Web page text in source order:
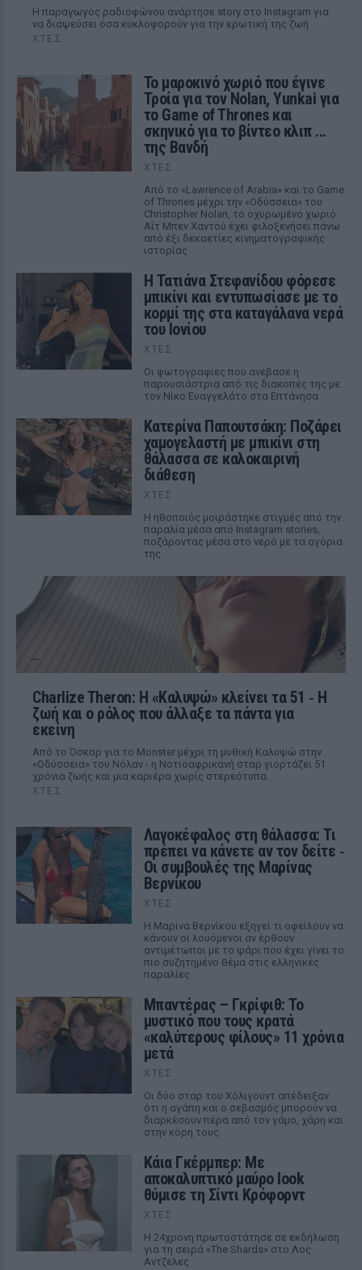
Η παραγωγός ραδιοφώνου ανάρτησε story στο Instagram για
να διαψεύσει όσα κυκλοφορούν για την ερωτική της ζωή
ΧΤΕΣ
Το μαροκινό χωριό που έγινε
Τροία για τον Nolan, Yunkai για
το Game of Thrones και
σκηνικό για το βίντεο κλιπ ...
της Βανδή
ΧΤΕΣ
Από το «Lawrence of Arabia» και το Game
of Thrones μέχρι την «Οδύσσεια» του
Christopher Nolan, το οχυρωμένο χωριό
Αΐτ Μπεν Χαντού έχει φιλοξενήσει πάνω
από έξι δεκαετίες κινηματογραφικής
ιστορίας
Η Τατιάνα Στεφανίδου φόρεσε
μπικίνι και εντυπωσίασε με το
κορμί της στα καταγάλανα νερά
του Ιονίου
ΧΤΕΣ
Οι φωτογραφίες που ανέβασε η
παρουσιάστρια από τις διακοπές της με
τον Νίκο Ευαγγελάτο στα Επτάνησα
Κατερίνα Παπουτσάκη: Ποζάρει
χαμογελαστή με μπικίνι στη
θάλασσα σε καλοκαιρινή
διάθεση
ΧΤΕΣ
Η ηθοποιός μοιράστηκε στιγμές από την
παραλία μέσα από Instagram stories,
ποζάροντας μέσα στο νερό με τα αγόρια
της
Charlize Theron: Η «Καλυψώ» κλείνει τα 51 ‑ H
ζωή και ο ρόλος που άλλαξε τα πάντα για
εκείνη
Από το Όσκαρ για το Monster μέχρι τη μυθική Καλυψώ στην
«Οδύσσεια» του Νόλαν - η Νοτιοαφρικανή σταρ γιορτάζει 51
χρόνια ζωής και μια καριέρα χωρίς στερεότυπα.
ΧΤΕΣ
Λαγοκέφαλος στη θάλασσα: Τι
πρέπει να κάνετε αν τον δείτε ‑
Οι συμβουλές της Μαρίνας
Βερνίκου
ΧΤΕΣ
Η Μαρίνα Βερνίκου εξηγεί τι οφείλουν να
κάνουν οι λουόμενοι αν έρθουν
αντιμέτωποι με το ψάρι που έχει γίνει το
πιο συζητημένο θέμα στις ελληνικές
παραλίες
Μπαντέρας – Γκρίφιθ: Το
μυστικό που τους κρατά
«καλύτερους φίλους» 11 χρόνια
μετά
ΧΤΕΣ
Οι δύο σταρ του Χόλιγουντ απέδειξαν
ότι η αγάπη και ο σεβασμός μπορούν να
διαρκέσουν πέρα από τον γάμο, χάρη και
στην κόρη τους.
Κάια Γκέρμπερ: Με
αποκαλυπτικό μαύρο look
θύμισε τη Σίντι Κρόφορντ
ΧΤΕΣ
Η 24χρονη πρωτοστάτησε σε εκδήλωση
για τη σειρά «The Shards» στο Λος
Αντζελες